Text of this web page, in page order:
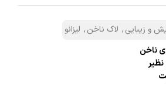
و زیبایی, لاک ناخن, لیزانو
ناخن